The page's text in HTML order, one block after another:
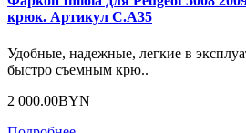
крюк. Артикул C.A35
Удобные, надежные, легкие в
быстро съемным крю..
2 000.00BYN